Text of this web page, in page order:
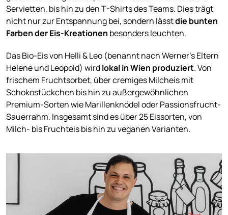
Servietten, bis hin zu den T-Shirts des Teams. Dies trägt
nicht nur zur Entspannung bei, sondern lässtdie bunten
Farben der Eis-Kreationen besonders leuchten.
Das Bio-Eis von Helli & Leo (benannt nach Werner’s Eltern
Helene und Leopold) wirdlokal in Wien produziert. Von
frischem Fruchtsorbet, über cremiges Milcheis mit
Schokostückchen bis hin zu außergewöhnlichen
Premium-Sorten wie Marillenknödel oder Passionsfrucht-
Sauerrahm. Insgesamt sind es über 25 Eissorten, von
Milch- bis Fruchteis bis hin zu veganen Varianten.